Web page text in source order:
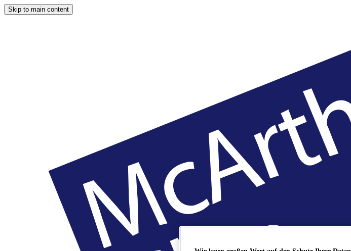
Skip to main content